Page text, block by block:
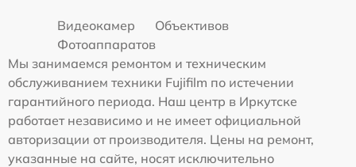
Видеокамер
Объективов
Фотоаппаратов
Мы занимаемся ремонтом и техническим
обслуживанием техники Fujifilm по истечении
гарантийного периода. Наш центр в Иркутске
работает независимо и не имеет официальной
авторизации от производителя. Цены на ремонт,
указанные на сайте, носят исключительно